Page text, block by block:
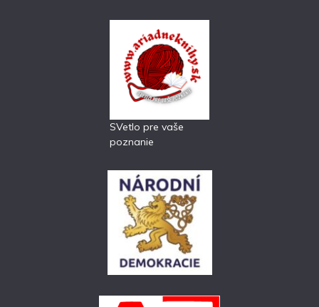
SVetlo pre vaše
poznanie